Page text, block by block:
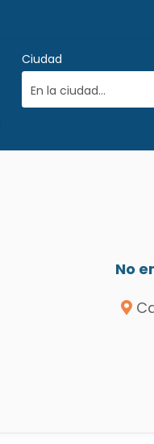
Ciudad
En la ciudad...
No